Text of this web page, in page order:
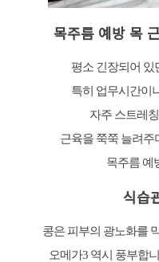
목주름 예방 목
평소 긴장되어 있
특히 업무시간이
자주 스트레
근육을 쭉쭉 늘려주
목주름 예
식습
콩은 피부의 광노화를
오메가3 역시 풍부합